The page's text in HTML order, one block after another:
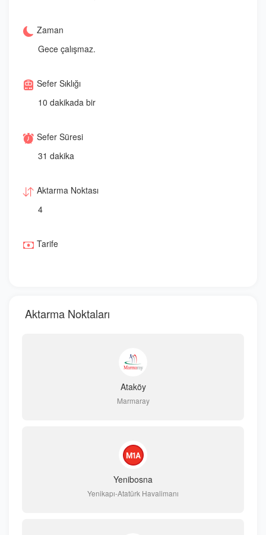
Zaman
Gece çalışmaz.
Sefer Sıklığı
10 dakikada bir
Sefer Süresi
31 dakika
Aktarma Noktası
4
Tarife
Aktarma Noktaları
Ataköy
Marmaray
Yenibosna
Yenikapı-Atatürk Havalimanı